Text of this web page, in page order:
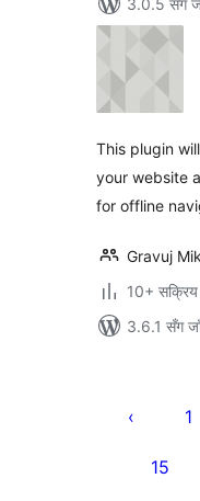
3.0.5 सँग
This plugin
your website
for offline
Gravuj
10+ सक्रिय
3.6.1 सँग
पृष्ठाङ्कन1
15